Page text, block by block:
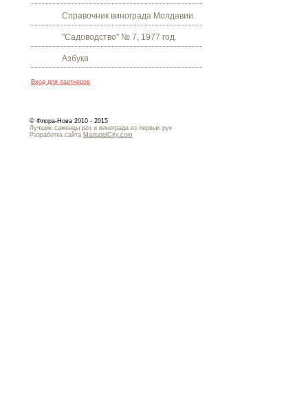
Справочник винограда Молдавии.
"Садоводство" № 7, 1977 год.
Азбука
Вход для партнеров
© Флора-Нова 2010 - 2015
Лучшие саженцы роз и винограда из первых рук
Разработка сайта MariupolCity.com